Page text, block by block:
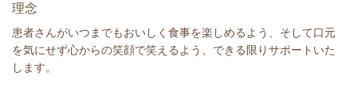
理念
患者さんがいつまでもおいしく食事を楽しめるよう、そして口元
を気にせず心からの笑顔で笑えるよう、できる限りサポートいた
します。